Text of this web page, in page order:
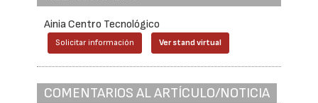
Ainia Centro Tecnológico
Solicitar información Ver stand virtual
COMENTARIOS AL ARTÍCULO/NOTICIA